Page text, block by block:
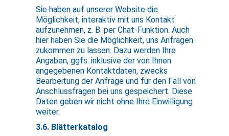
Sie haben auf unserer Website die
Möglichkeit, interaktiv mit uns Kontakt
aufzunehmen, z. B. per Chat-Funktion. Auch
hier haben Sie die Möglichkeit, uns Anfragen
zukommen zu lassen. Dazu werden Ihre
Angaben, ggfs. inklusive der von Ihnen
angegebenen Kontaktdaten, zwecks
Bearbeitung der Anfrage und für den Fall von
Anschlussfragen bei uns gespeichert. Diese
Daten geben wir nicht ohne Ihre Einwilligung
weiter.
3.6. Blätterkatalog